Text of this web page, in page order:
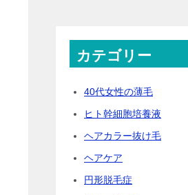
カテゴリー
40代女性の薄毛
ヒト幹細胞培養液
ヘアカラー抜け毛
ヘアケア
円形脱毛症